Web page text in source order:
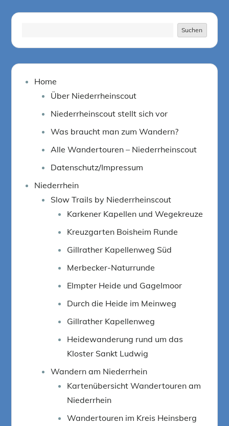
Suchen
Home
Über Niederrheinscout
Niederrheinscout stellt sich vor
Was braucht man zum Wandern?
Alle Wandertouren – Niederrheinscout
Datenschutz/Impressum
Niederrhein
Slow Trails by Niederrheinscout
Karkener Kapellen und Wegekreuze
Kreuzgarten Boisheim Runde
Gillrather Kapellenweg Süd
Merbecker-Naturrunde
Elmpter Heide und Gagelmoor
Durch die Heide im Meinweg
Gillrather Kapellenweg
Heidewanderung rund um das
Kloster Sankt Ludwig
Wandern am Niederrhein
Kartenübersicht Wandertouren am
Niederrhein
Wandertouren im Kreis Heinsberg